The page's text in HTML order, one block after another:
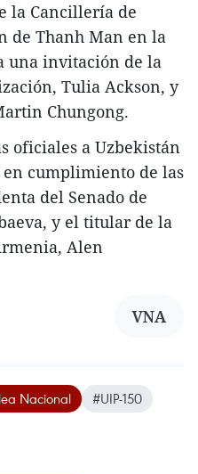
la Cancillería de
de Thanh Man en la
una invitación de la
Tulia Ackson, y
Chungong.
oficiales a Uzbekistán
cumplimiento de las
del Senado de
y el titular de la
Alen
VNA
Nacional #UIP-150